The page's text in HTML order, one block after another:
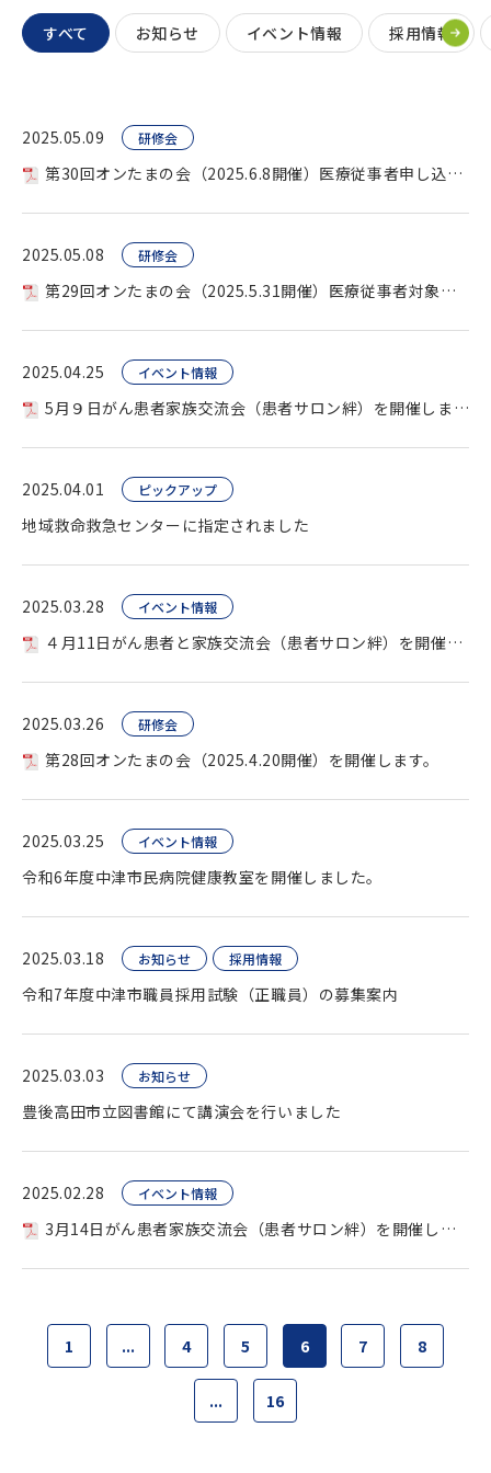
すべて お知らせ イベント情報 採用情報
2025.05.09 研修会
第30回オンたまの会（2025.6.8開催）医療従事者申し込み用 を開催します。
2025.05.08 研修会
第29回オンたまの会（2025.5.31開催）医療従事者対象を開催します。
2025.04.25 イベント情報
5月９日がん患者家族交流会（患者サロン絆）を開催します。
2025.04.01 ピックアップ
地域救命救急センターに指定されました
2025.03.28 イベント情報
４月11日がん患者と家族交流会（患者サロン絆）を開催します。
2025.03.26 研修会
第28回オンたまの会（2025.4.20開催）を開催します。
2025.03.25 イベント情報
令和6年度中津市民病院健康教室を開催しました。
2025.03.18 お知らせ 採用情報
令和7年度中津市職員採用試験（正職員）の募集案内
2025.03.03 お知らせ
豊後高田市立図書館にて講演会を行いました
2025.02.28 イベント情報
3月14日がん患者家族交流会（患者サロン絆）を開催します
1 ... 4 5 6 7 8
... 16